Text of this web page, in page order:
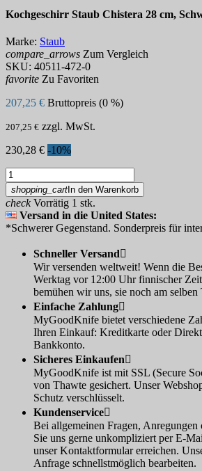
Kochgeschirr Staub Chistera 28 cm,
Marke: Staub
compare_arrows Zum Vergleich
SKU: 40511-472-0
favorite Zu Favoriten
207,25 € Bruttopreis (0 %)
207,25 € zzgl. MwSt.
230,28 € -10%
shopping_cart In den Warenkorb
checkVorrätig 1 stk.
Versand in die United States:
*Schwerer Gegenstand. Sonderpreis für
Schneller Versand
Wir versenden weltweit! Wenn die
Werktag vor 12:00 Uhr finnischer
bemühen wir uns, sie noch am selben
Einfache Zahlung
MyGoodKnife bietet verschiedene
Ihren Einkauf: Kreditkarte oder
Bankkonto.
Sicheres Einkaufen
MyGoodKnife ist mit SSL (Secure
von Thawte gesichert. Unser
Schutz verschlüsselt.
Kundenservice
Bei allgemeinen Fragen, Anregungen
Sie uns gerne unkompliziert per E-
unser Kontaktformular erreichen.
Anfrage schnellstmöglich bearbeiten.